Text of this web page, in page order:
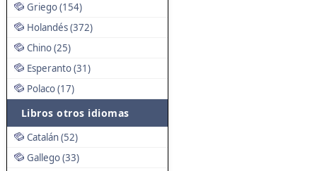
Griego (154)
Holandés (372)
Chino (25)
Esperanto (31)
Polaco (17)
Libros otros idiomas
Catalán (52)
Gallego (33)